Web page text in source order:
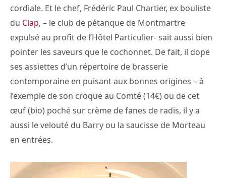
cordiale. Et le chef, Frédéric Paul Chartier, ex bouliste
du Clap, – le club de pétanque de Montmartre
expulsé au profit de l’Hôtel Particulier- sait aussi bien
pointer les saveurs que le cochonnet. De fait, il dope
ses assiettes d’un répertoire de brasserie
contemporaine en puisant aux bonnes origines – à
l’exemple de son croque au Comté (14€) ou de cet
œuf (bio) poché sur crème de fanes de radis, il y a
aussi le velouté du Barry ou la saucisse de Morteau
en entrées.